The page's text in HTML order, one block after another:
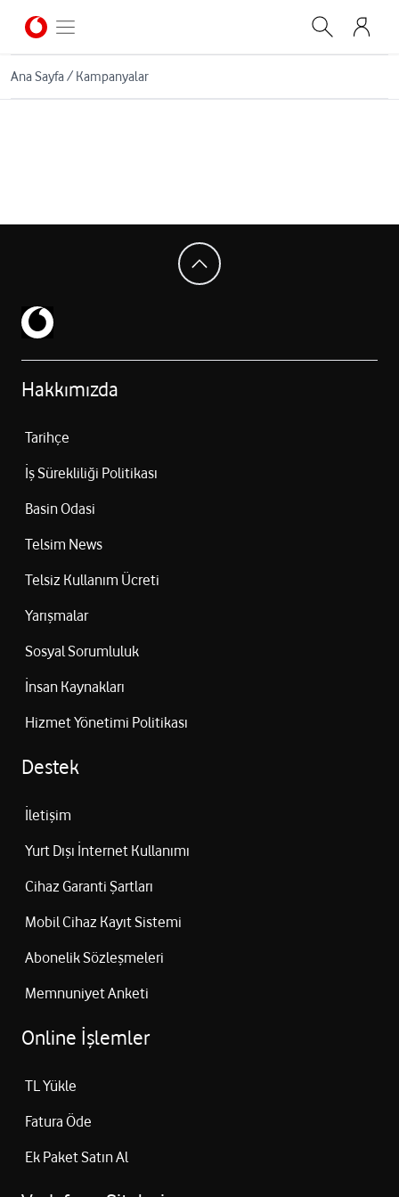
Ana Sayfa/ Kampanyalar
Hakkımızda
Tarihçe
İş Sürekliliği Politikası
Basin Odasi
Telsim News
Telsiz Kullanım Ücreti
Yarışmalar
Sosyal Sorumluluk
İnsan Kaynakları
Hizmet Yönetimi Politikası
Destek
İletişim
Yurt Dışı İnternet Kullanımı
Cihaz Garanti Şartları
Mobil Cihaz Kayıt Sistemi
Abonelik Sözleşmeleri
Memnuniyet Anketi
Online İşlemler
TL Yükle
Fatura Öde
Ek Paket Satın Al